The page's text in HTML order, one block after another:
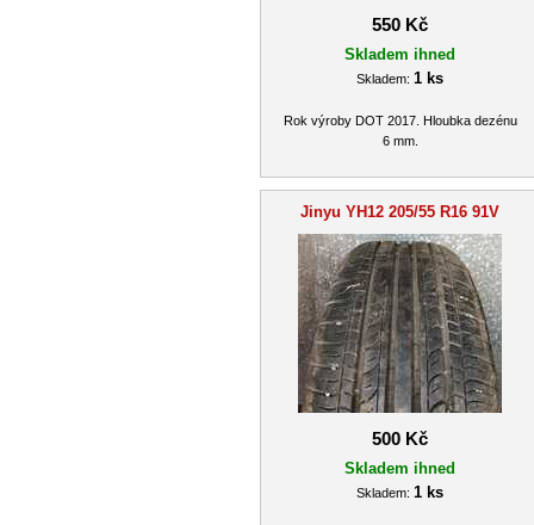
550 Kč
Skladem ihned
Skladem: 1 ks
Rok výroby DOT 2017. Hloubka dezénu
6 mm.
Jinyu YH12 205/55 R16 91V
500 Kč
Skladem ihned
Skladem: 1 ks